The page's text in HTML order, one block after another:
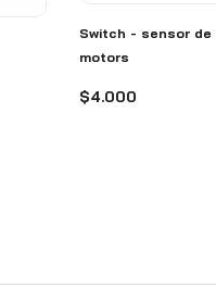
Switch - sensor
motors
$4.000